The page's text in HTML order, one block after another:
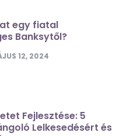
egy fiatal
Banksytől?
12, 2024
Fejlesztése: 5
Lelkesedésért és